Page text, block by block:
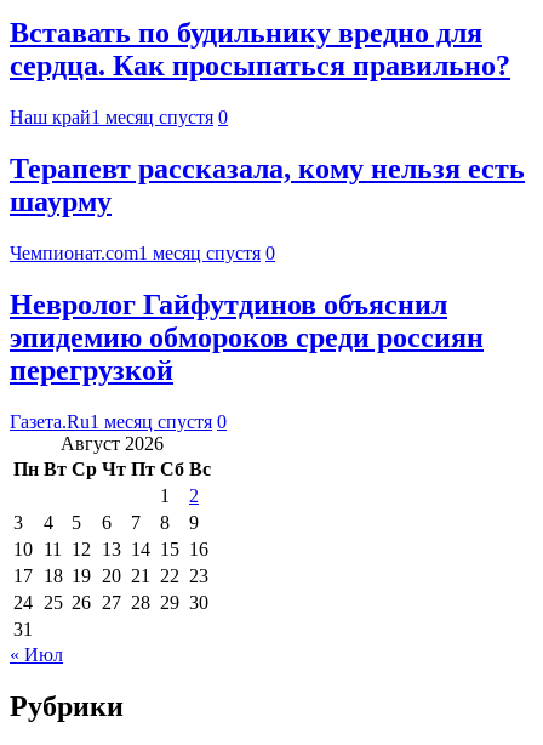
Вставать по будильнику вредно для
сердца. Как просыпаться правильно?
Наш край1 месяц спустя 0
Терапевт рассказала, кому нельзя есть
шаурму
Чемпионат.com1 месяц спустя 0
Невролог Гайфутдинов объяснил
эпидемию обмороков среди россиян
перегрузкой
Газета.Ru1 месяц спустя 0
Август 2026
Пн Вт Ср Чт Пт Сб Вс
1
2
3
4 5 6 7 8
9
10 11 12 13 14 15 16
17 18 19 20 21 22 23
24 25 26 27 28 29 30
31
« Июл
Рубрики